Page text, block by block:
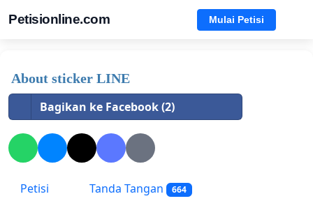
Petisionline.com Mulai Petisi
About sticker LINE
Bagikan ke Facebook (2)
Petisi Tanda Tangan 664